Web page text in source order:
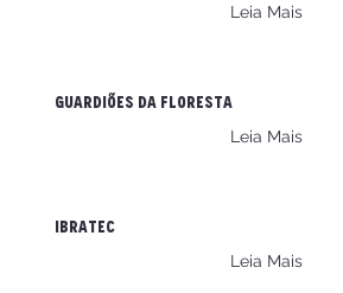
Leia Mais
Guardiões da floresta
Leia Mais
Ibratec
Leia Mais